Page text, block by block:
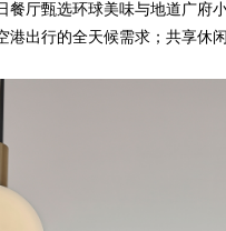
餐厅甄选环球美味与地道广府
港出行的全天候需求；共享